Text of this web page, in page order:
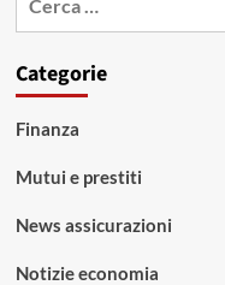
Categorie
Finanza
Mutui e prestiti
News assicurazioni
Notizie economia